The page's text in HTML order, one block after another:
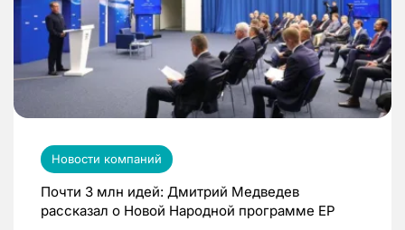
Новости компаний
Почти 3 млн идей: Дмитрий Медведев
рассказал о Новой Народной программе ЕР